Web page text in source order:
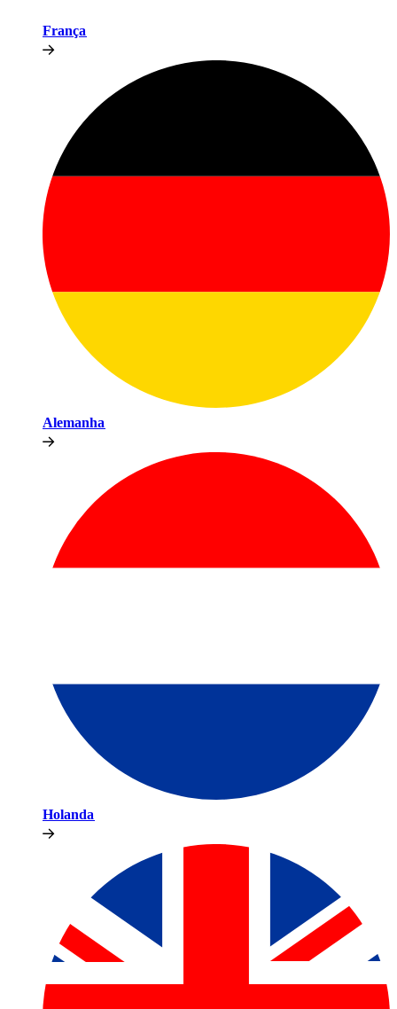
França​​
Alemanha​​
Holanda​​